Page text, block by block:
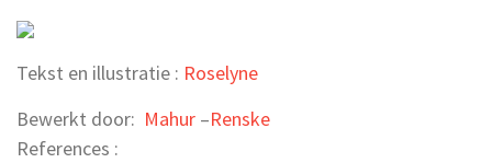
Tekst en illustratie : Roselyne
Bewerkt door: Mahur –Renske
References :